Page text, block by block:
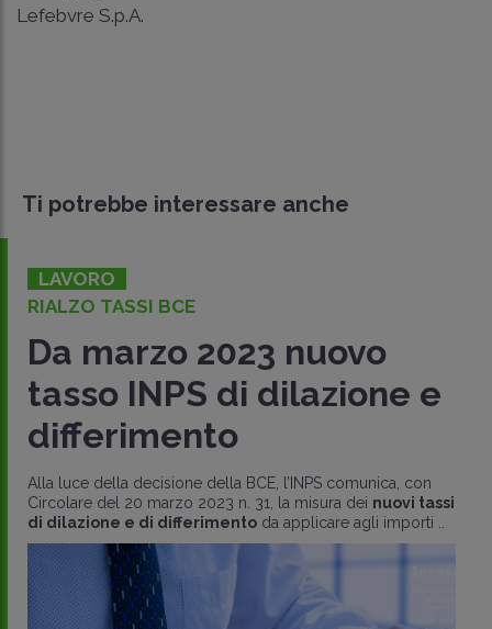
Lefebvre S.p.A.
Ti potrebbe interessare anche
LAVORO
RIALZO TASSI BCE
Da marzo 2023 nuovo
tasso INPS di dilazione e
differimento
Alla luce della decisione della BCE, l’INPS comunica, con
Circolare del 20 marzo 2023 n. 31, la misura dei nuovi tassi
di dilazione e di differimento da applicare agli importi ..